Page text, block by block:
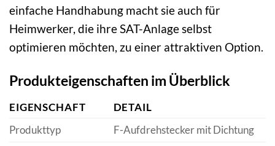
einfache Handhabung macht sie auch für
Heimwerker, die ihre SAT-Anlage selbst
optimieren möchten, zu einer attraktiven Option.
Produkteigenschaften im Überblick
EIGENSCHAFT
DETAIL
Produkttyp
F-Aufdrehstecker mit Dichtung